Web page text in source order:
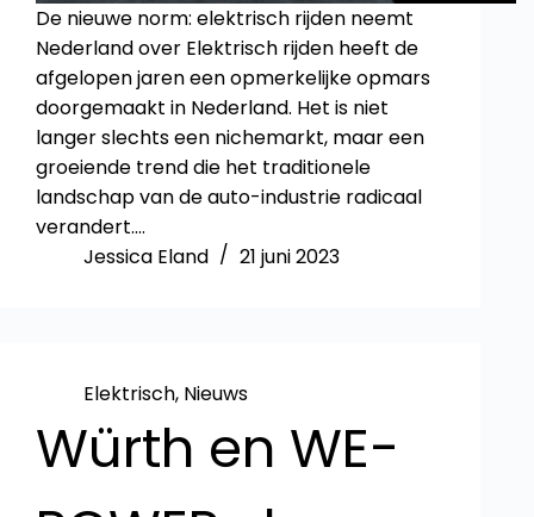
De nieuwe norm: elektrisch rijden neemt
Nederland over Elektrisch rijden heeft de
afgelopen jaren een opmerkelijke opmars
doorgemaakt in Nederland. Het is niet
langer slechts een nichemarkt, maar een
groeiende trend die het traditionele
landschap van de auto-industrie radicaal
verandert.…
Jessica Eland
21 juni 2023
Elektrisch, Nieuws
Würth en WE-